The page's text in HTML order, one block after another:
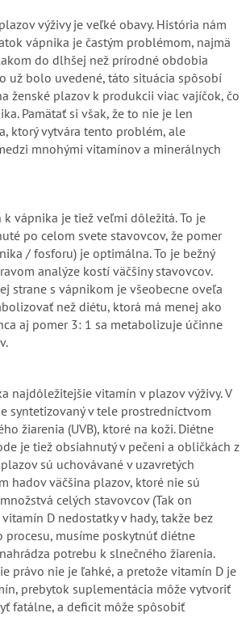
výživy je veľké obavy. História nám
vápnika je častým problémom, najmä
do dlhšej než prírodné obdobia
už bolo uvedené, táto situácia spôsobí
ženské plazov k produkcii viac vajíčok, čo
Pamätať si však, že to nie je len
ktorý vytvára tento problém, ale
mnohými vitamínov a minerálnych
k vápnika je tiež veľmi dôležitá. To je
po celom svete stavovcov, že pomer
/ fosforu) je optimálna. To je bežný
analýze kostí väčšiny stavovcov.
strane s vápnikom je všeobecne oveľa
než diétu, ktorá má menej ako
aj pomer 3: 1 sa metabolizuje účinne
najdôležitejšie vitamín v plazov výživy. V
syntetizovaný v tele prostredníctvom
žiarenia (UVB), ktoré na koži. Diétne
je tiež obsiahnutý v pečeni a obličkách z
sú uchovávané v uzavretých
hadov väčšina plazov, ktoré nie sú
celých stavovcov (Tak on
D nedostatky v hady, takže bez
musíme poskytnúť diétne
potrebu k slnečného žiarenia.
právo nie je ľahké, a pretože vitamín D je
prebytok suplementácia môže vytvoriť
fatálne, a deficit môže spôsobiť